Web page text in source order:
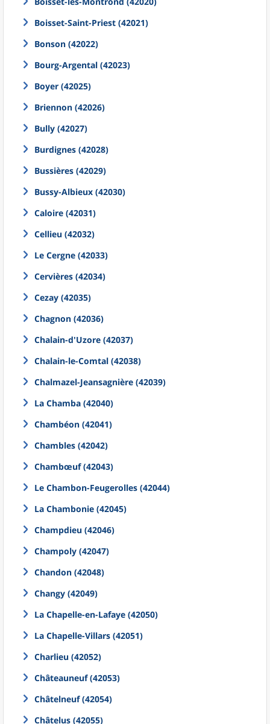
Boisset-Saint-Priest (42021)
Bonson (42022)
Bourg-Argental (42023)
Boyer (42025)
Briennon (42026)
Bully (42027)
Burdignes (42028)
Bussières (42029)
Bussy-Albieux (42030)
Caloire (42031)
Cellieu (42032)
Le Cergne (42033)
Cervières (42034)
Cezay (42035)
Chagnon (42036)
Chalain-d'Uzore (42037)
Chalain-le-Comtal (42038)
Chalmazel-Jeansagnière (42039)
La Chamba (42040)
Chambéon (42041)
Chambles (42042)
Chambœuf (42043)
Le Chambon-Feugerolles (42044)
La Chambonie (42045)
Champdieu (42046)
Champoly (42047)
Chandon (42048)
Changy (42049)
La Chapelle-en-Lafaye (42050)
La Chapelle-Villars (42051)
Charlieu (42052)
Châteauneuf (42053)
Châtelneuf (42054)
Châtelus (42055)